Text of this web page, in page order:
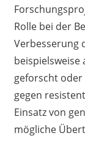
Rolle bei der
Verbesserung
beispielsweise
geforscht oder
gegen
Einsatz von
mögliche